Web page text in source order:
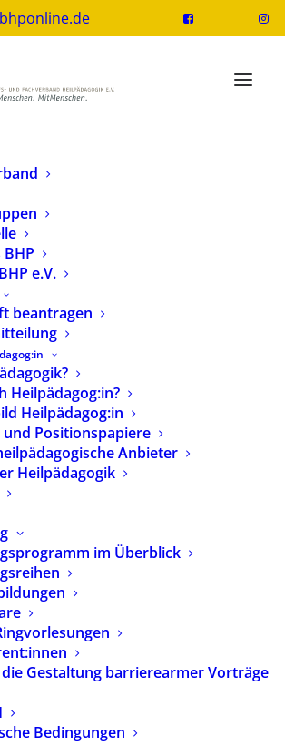
e.V.
beantragen
Heilpädagog:in?
Heilpädagog:in
Positionspapiere
Anbieter
Heilpädagogik
im Überblick
Gestaltung barrierearmer Vorträge
Bedingungen
00 Stunden 00 Minuten 00
bis zur Veranstaltung
der BHP-
Anmeldeformular für Aussteller
Diagnostik als
Handeln
2026 | Stuttgart
des Berufs- und
Heilpädagogik (BHP) e.V. finden
dienen als Plattform für
Entwicklung und
Wechselwirkungen